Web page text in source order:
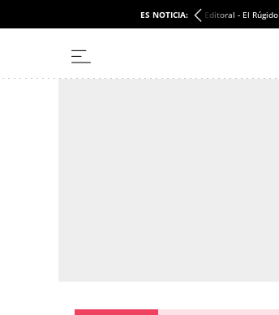
ES NOTICIA: Editoral - El Rúgido